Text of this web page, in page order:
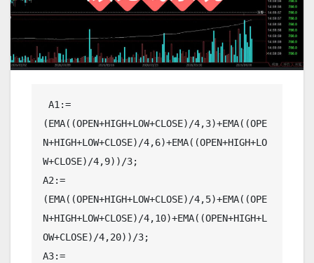
(EMA((OPEN+HIGH+LOW+CLOSE)/4,3)+EMA((OPE
N+HIGH+LOW+CLOSE)/4,6)+EMA((OPEN+HIGH+LO
W+CLOSE)/4,9))/3;
A2:=
(EMA((OPEN+HIGH+LOW+CLOSE)/4,5)+EMA((OPE
N+HIGH+LOW+CLOSE)/4,10)+EMA((OPEN+HIGH+L
OW+CLOSE)/4,20))/3;
A3:=